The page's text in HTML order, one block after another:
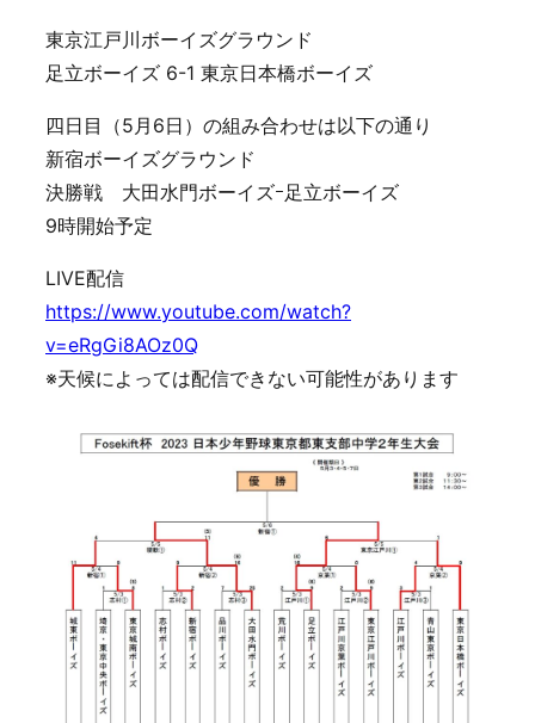
東京江戸川ボーイズグラウンド
足立ボーイズ 6-1 東京日本橋ボーイズ
四日目（5月6日）の組み合わせは以下の通り
新宿ボーイズグラウンド
決勝戦 大田水門ボーイズｰ足立ボーイズ
9時開始予定
LIVE配信
https://www.youtube.com/watch?
v=eRgGi8AOz0Q
※天候によっては配信できない可能性があります